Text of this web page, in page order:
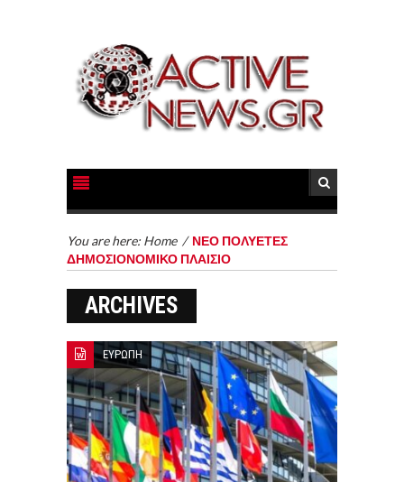
You are here: Home / ΝΕΟ ΠΟΛΥΕΤΕΣ
ΔΗΜΟΣΙΟΝΟΜΙΚΟ ΠΛΑΙΣΙΟ
ARCHIVES
ΕΥΡΩΠΗ